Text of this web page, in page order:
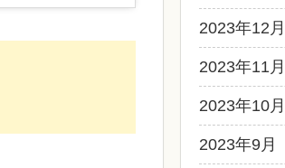
2023年12月
2023年11月
2023年10月
2023年9月